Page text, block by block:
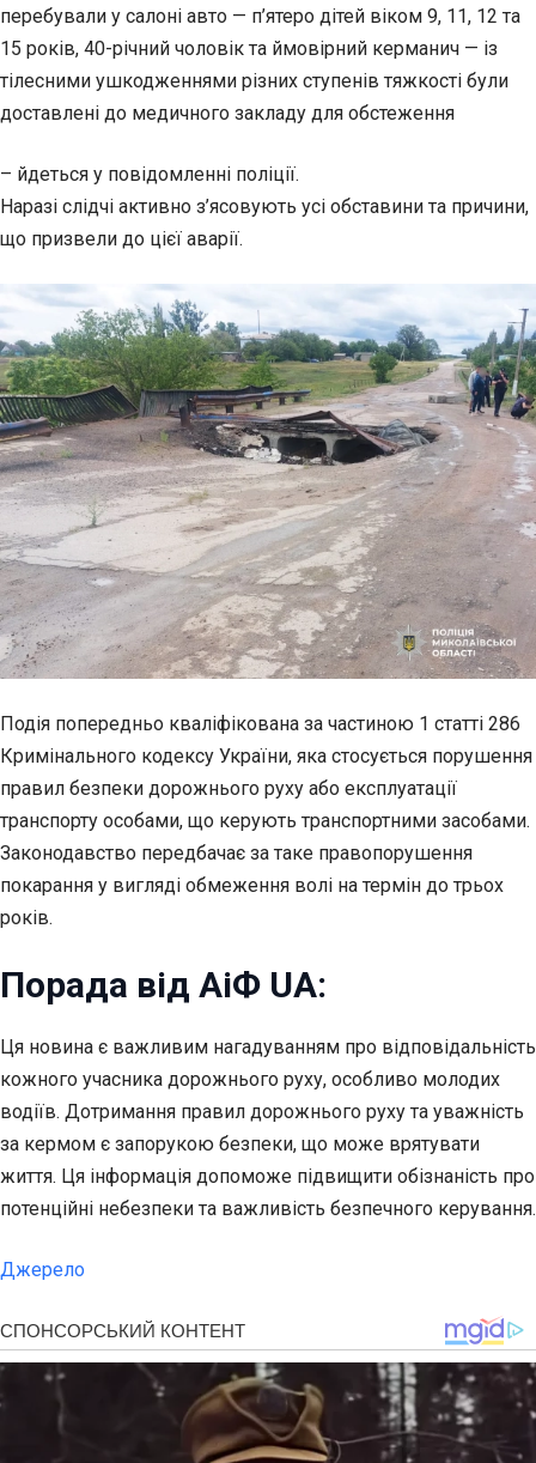
перебували у салоні авто — п’ятеро дітей віком 9, 11, 12 та
15 років, 40-річний чоловік та ймовірний керманич — із
тілесними ушкодженнями різних ступенів тяжкості були
доставлені до медичного закладу для обстеження
– йдеться у повідомленні поліції.
Наразі слідчі активно з’ясовують усі обставини та причини,
що призвели до цієї аварії.
Подія попередньо кваліфікована за частиною 1 статті 286
Кримінального кодексу України, яка стосується порушення
правил безпеки дорожнього руху або експлуатації
транспорту особами, що керують транспортними засобами.
Законодавство передбачає за таке правопорушення
покарання у вигляді обмеження волі на термін до трьох
років.
Порада від АіФ UA:
Ця новина є важливим нагадуванням про відповідальність
кожного учасника дорожнього руху, особливо молодих
водіїв. Дотримання правил дорожнього руху та уважність
за кермом є запорукою безпеки, що може врятувати
життя. Ця інформація допоможе підвищити обізнаність про
потенційні небезпеки та важливість безпечного керування.
Джерело